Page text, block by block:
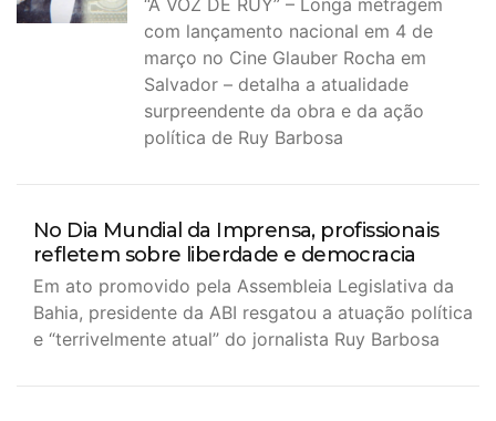
“A VOZ DE RUY” – Longa metragem
com lançamento nacional em 4 de
março no Cine Glauber Rocha em
Salvador – detalha a atualidade
surpreendente da obra e da ação
política de Ruy Barbosa
No Dia Mundial da Imprensa, profissionais
refletem sobre liberdade e democracia
Em ato promovido pela Assembleia Legislativa da
Bahia, presidente da ABI resgatou a atuação política
e “terrivelmente atual” do jornalista Ruy Barbosa